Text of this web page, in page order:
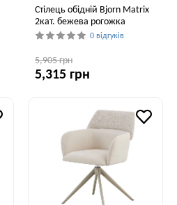
Стілець обідній Bjorn Matrix
2кат. бежева рогожка
0 відгуків
5,905 грн
5,315 грн